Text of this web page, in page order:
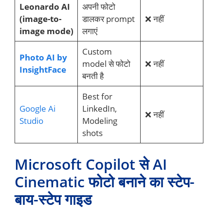
Leonardo AI
(image-to-
image mode)
अपनी फोटो
डालकर prompt
लगाएं
❌ नहीं
Photo AI by
InsightFace
Custom
model से फोटो
बनती है
❌ नहीं
Google Ai
Studio
Best for
LinkedIn,
Modeling
shots
❌ नहीं
Microsoft Copilot से AI
Cinematic फोटो बनाने का स्टेप-
बाय-स्टेप गाइड